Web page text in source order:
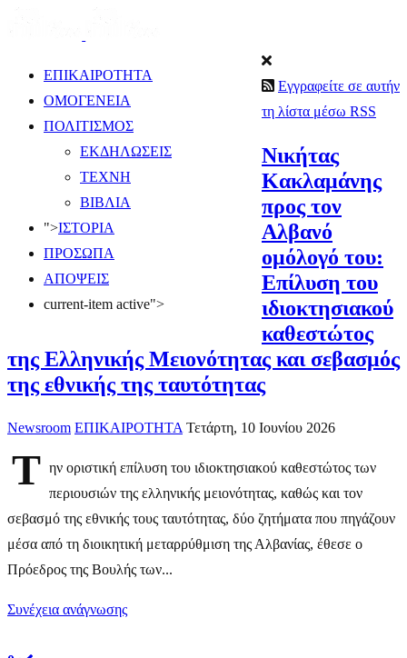
ΕΠΙΚΑΙΡΟΤΗΤΑ
ΟΜΟΓΕΝΕΙΑ
ΠΟΛΙΤΙΣΜΟΣ
ΕΚΔΗΛΩΣΕΙΣ
ΤΕΧΝΗ
ΒΙΒΛΙΑ
">ΙΣΤΟΡΙΑ
ΠΡΟΣΩΠΑ
ΑΠΟΨΕΙΣ
current-item active">
Εγγραφείτε σε αυτήν
τη λίστα μέσω RSS
Νικήτας
Κακλαμάνης
προς τον
Αλβανό
ομόλογό του:
Επίλυση του
ιδιοκτησιακού
καθεστώτος
της Ελληνικής Μειονότητας και σεβασμός
της εθνικής της ταυτότητας
Newsroom ΕΠΙΚΑΙΡΟΤΗΤΑ Τετάρτη, 10 Ιουνίου 2026
Τ ην οριστική επίλυση του ιδιοκτησιακού καθεστώτος των
περιουσιών της ελληνικής μειονότητας, καθώς και τον
σεβασμό της εθνικής τους ταυτότητας, δύο ζητήματα που πηγάζουν
μέσα από τη διοικητική μεταρρύθμιση της Αλβανίας, έθεσε ο
Πρόεδρος της Βουλής των...
Συνέχεια ανάγνωσης